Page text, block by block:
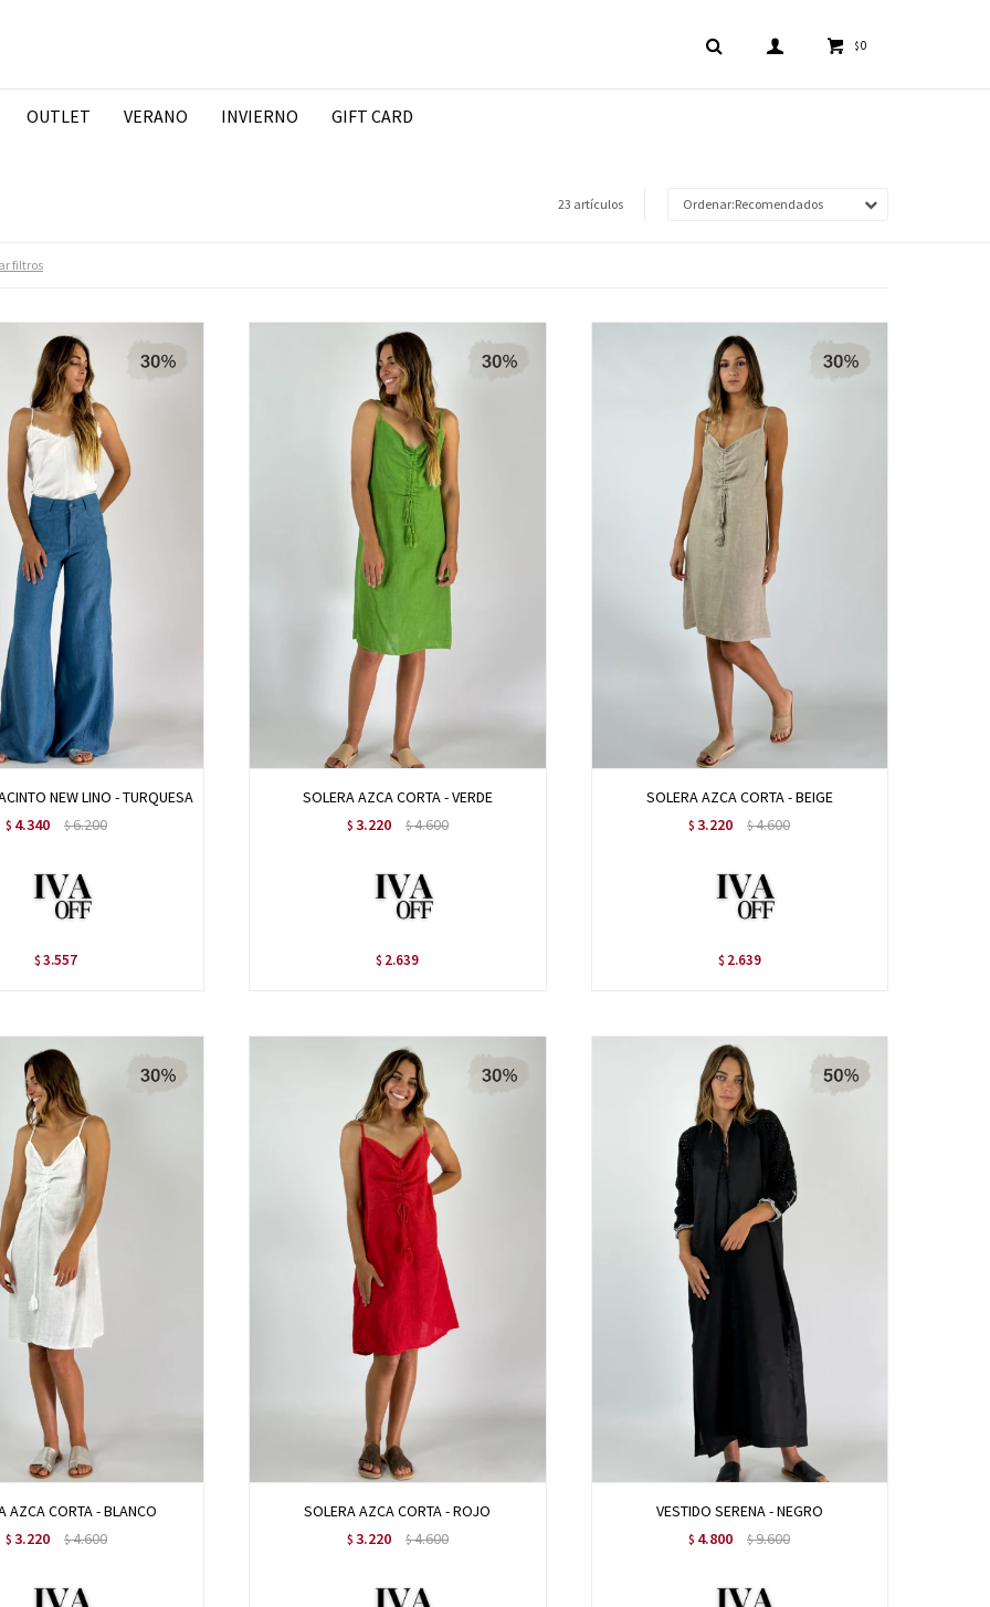
OUTLET VERANO INVIERNO GIFT CARD
$0
23 artículos Recomendados
filtros
NEW LINO - TURQUESA
$ 4.340 $6.200
$ 3.557
SOLERA AZCA CORTA - VERDE
$ 3.220 $4.600
$ 2.639
SOLERA AZCA CORTA - BEIGE
$ 3.220 $4.600
$ 2.639
AZCA CORTA - BLANCO
$ 3.220 $4.600
SOLERA AZCA CORTA - ROJO
$ 3.220 $4.600
VESTIDO SERENA - NEGRO
$ 4.800 $9.600